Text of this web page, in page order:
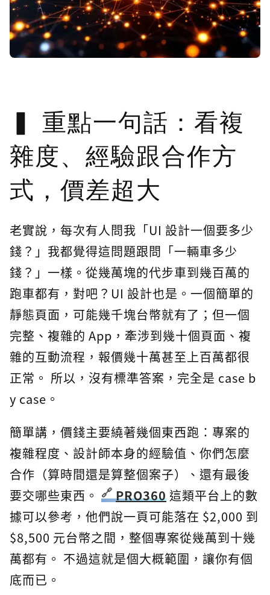
重點一句話：看複
雜度、經驗跟合作方
式，價差超大
老實說，每次有人問我「UI 設計一個要多少
錢？」我都覺得這問題跟問「一輛車多少
錢？」一樣。從幾萬塊的代步車到幾百萬的
跑車都有，對吧？UI 設計也是。一個簡單的
靜態頁面，可能幾千塊台幣就有了；但一個
完整、複雜的 App，牽涉到幾十個頁面、複
雜的互動流程，報價幾十萬甚至上百萬都很
正常。 所以，沒有標準答案，完全是 case b
y case。
簡單講，價錢主要繞著幾個東西跑：專案的
複雜程度、設計師本身的經驗值、你們怎麼
合作（算時間還是算整個案子）、還有最後
要交哪些東西。
PRO360這類平台上的數
據可以參考，他們說一頁可能落在 $2,000 到
$8,500 元台幣之間，整個專案從幾萬到十幾
萬都有。 不過這就是個大概範圍，讓你有個
底而已。